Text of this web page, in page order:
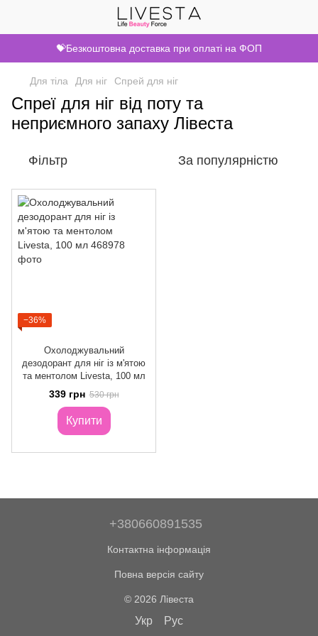
💝Безкоштовна доставка при оплаті на ФОП
Для тіла Для ніг Спрей для ніг
Спреї для ніг від поту та
неприємного запаху Лівеста
Фільтр За популярністю
−36%
Охолоджувальний
дезодорант для ніг із м'ятою
та ментолом Livesta, 100 мл
339 грн 530 грн
Купити
+380660891535
Контактна інформація
Повна версія сайту
© 2026 Лівеста
Укр Рус